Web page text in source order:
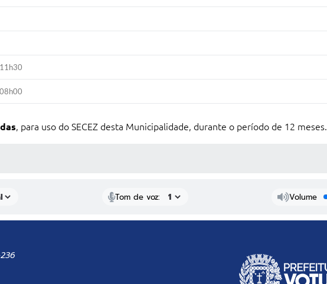
, para uso do SECEZ desta Municipalidade, durante o período de 12 meses.
Tom de voz: Volume